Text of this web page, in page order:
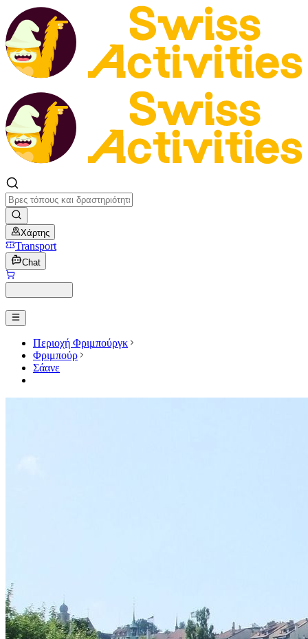
Χάρτης
Transport
Chat
Περιοχή Φριμπούργκ
Φριμπούρ
Σάανε